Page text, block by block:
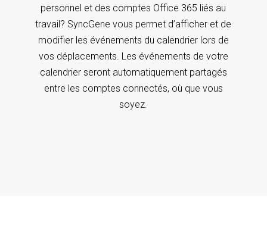
personnel et des comptes Office 365 liés au
travail? SyncGene vous permet d’afficher et de
modifier les événements du calendrier lors de
vos déplacements. Les événements de votre
calendrier seront automatiquement partagés
entre les comptes connectés, où que vous
soyez.